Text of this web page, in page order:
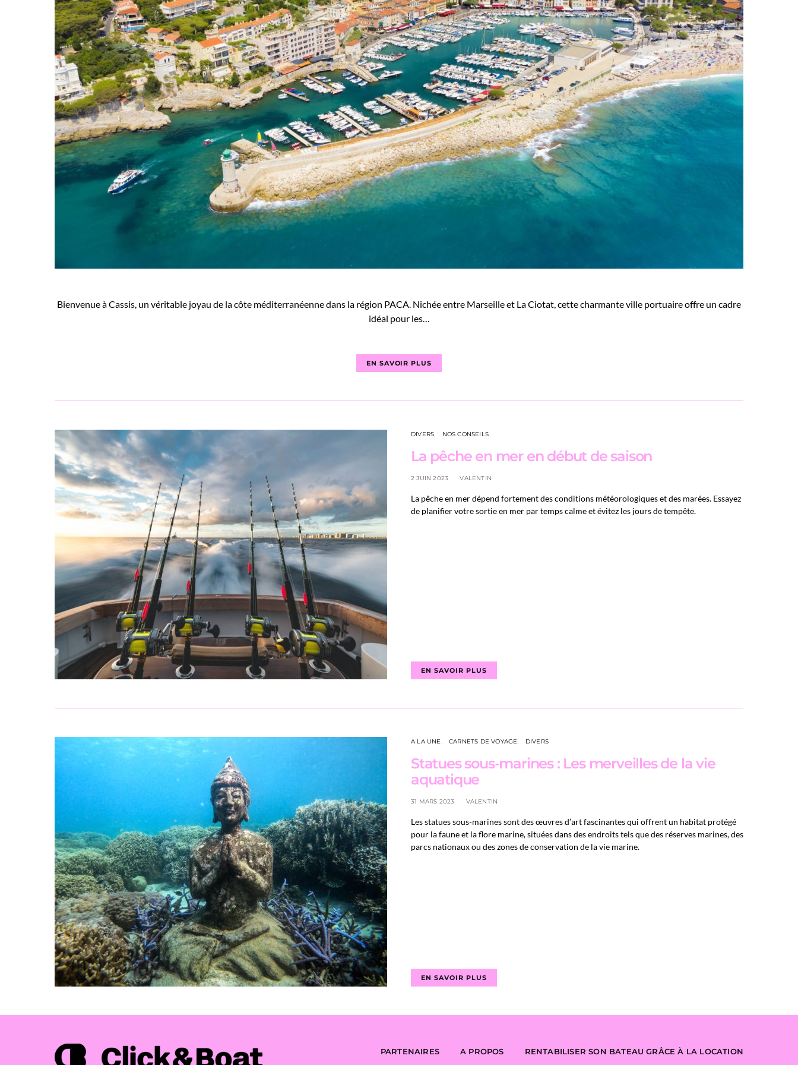
Bienvenue à Cassis, un véritable joyau de la côte méditerranéenne dans la région PACA. Nichée entre Marseille et La Ciotat, cette charmante ville portuaire offre un cadre
idéal pour les…
EN SAVOIR PLUS
DIVERS NOS CONSEILS
La pêche en mer en début de saison
2 JUIN 2023 VALENTIN
La pêche en mer dépend fortement des conditions météorologiques et des marées. Essayez
de planifier votre sortie en mer par temps calme et évitez les jours de tempête.
EN SAVOIR PLUS
A LA UNE CARNETS DE VOYAGE DIVERS
Statues sous-marines : Les merveilles de la vie
aquatique
31 MARS 2023 VALENTIN
Les statues sous-marines sont des œuvres d’art fascinantes qui offrent un habitat protégé
pour la faune et la flore marine, situées dans des endroits tels que des réserves marines, des
parcs nationaux ou des zones de conservation de la vie marine.
EN SAVOIR PLUS
PARTENAIRES A PROPOS RENTABILISER SON BATEAU GRÂCE À LA LOCATION